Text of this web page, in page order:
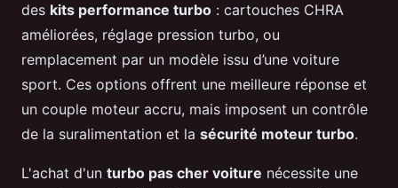
des kits performance turbo : cartouches CHRA
améliorées, réglage pression turbo, ou
remplacement par un modèle issu d’une voiture
sport. Ces options offrent une meilleure réponse et
un couple moteur accru, mais imposent un contrôle
de la suralimentation et la sécurité moteur turbo.
L'achat d'un turbo pas cher voiture nécessite une